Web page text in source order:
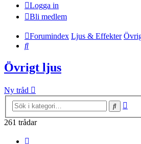
Logga in
Bli medlem
Forumindex Ljus & Effekter
Sök
Övrigt ljus
Ny tråd
Sök
261 trådar